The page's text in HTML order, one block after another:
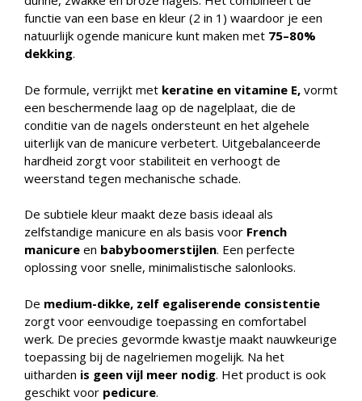
functie van een base en kleur (2 in 1) waardoor je een
natuurlijk ogende manicure kunt maken met 75–80%
dekking.
De formule, verrijkt met keratine en vitamine E, vormt
een beschermende laag op de nagelplaat, die de
conditie van de nagels ondersteunt en het algehele
uiterlijk van de manicure verbetert. Uitgebalanceerde
hardheid zorgt voor stabiliteit en verhoogt de
weerstand tegen mechanische schade.
De subtiele kleur maakt deze basis ideaal als
zelfstandige manicure en als basis voor French
manicure en babyboomerstijlen. Een perfecte
oplossing voor snelle, minimalistische salonlooks.
De medium-dikke, zelf egaliserende consistentie
zorgt voor eenvoudige toepassing en comfortabel
werk. De precies gevormde kwastje maakt nauwkeurige
toepassing bij de nagelriemen mogelijk. Na het
uitharden is geen vijl meer nodig. Het product is ook
geschikt voor pedicure.